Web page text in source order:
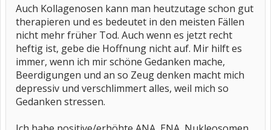
Auch Kollagenosen kann man heutzutage schon gut
therapieren und es bedeutet in den meisten Fällen
nicht mehr früher Tod. Auch wenn es jetzt recht
heftig ist, gebe die Hoffnung nicht auf. Mir hilft es
immer, wenn ich mir schöne Gedanken mache,
Beerdigungen und an so Zeug denken macht mich
depressiv und verschlimmert alles, weil mich so
Gedanken stressen.